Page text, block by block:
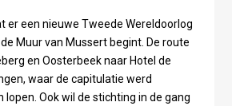
er een nieuwe Tweede Wereldoorlog
Muur van Mussert begint. De route
en Oosterbeek naar Hotel de
waar de capitulatie werd
Ook wil de stichting in de gang